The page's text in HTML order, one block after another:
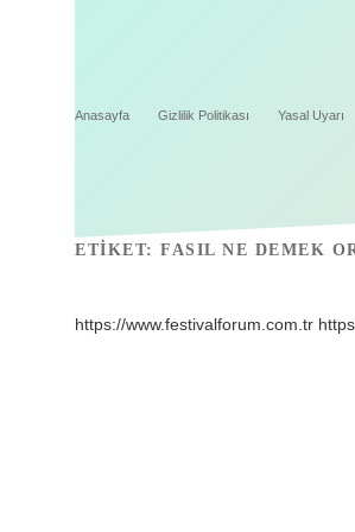
Anasayfa Gizlilik Politikası Yasal Uyarı
ETIKET: FASIL NE DEMEK
https://www.festivalforum.com.tr